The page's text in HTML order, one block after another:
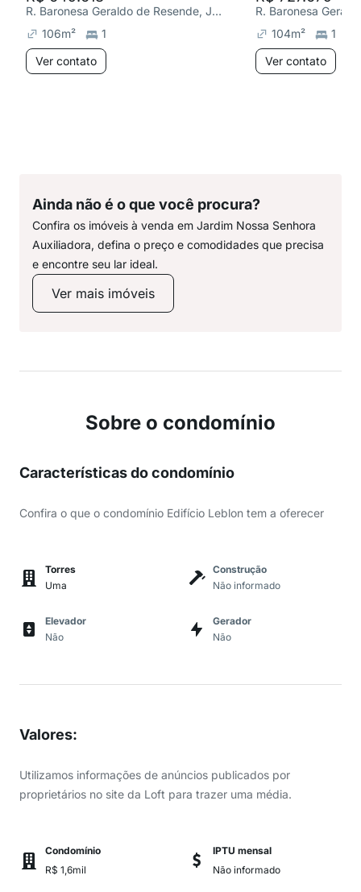
R. Baronesa Geraldo de Resende, Jardim Nossa Senhora Auxiliadora
106m²
1
Ver contato
104m²
1
Ver contato
Ainda não é o que você procura?
Confira os imóveis à venda em Jardim Nossa Senhora
Auxiliadora, defina o preço e comodidades que precisa
e encontre seu lar ideal.
Ver mais imóveis
Sobre o condomínio
Características do condomínio
Confira o que o condomínio Edifício Leblon tem a oferecer
Torres
Uma
Construção
Não informado
Elevador
Não
Gerador
Não
Valores:
Utilizamos informações de anúncios publicados por
proprietários no site da Loft para trazer uma média.
Condomínio
R$ 1,6mil
IPTU mensal
Não informado